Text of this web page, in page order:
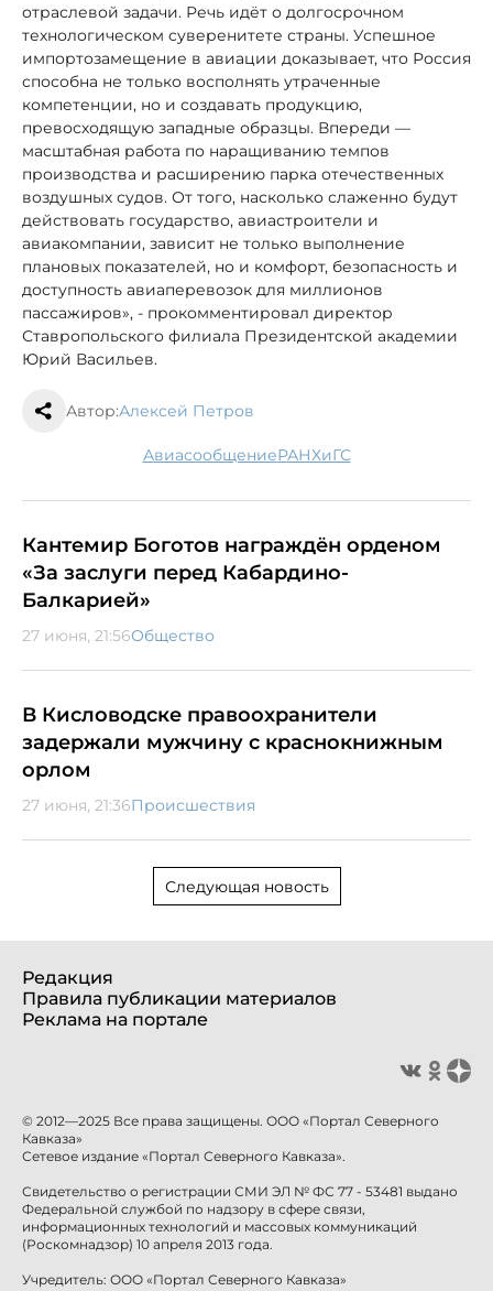
отраслевой задачи. Речь идёт о долгосрочном
технологическом суверенитете страны. Успешное
импортозамещение в авиации доказывает, что Россия
способна не только восполнять утраченные
компетенции, но и создавать продукцию,
превосходящую западные образцы. Впереди —
масштабная работа по наращиванию темпов
производства и расширению парка отечественных
воздушных судов. От того, насколько слаженно будут
действовать государство, авиастроители и
авиакомпании, зависит не только выполнение
плановых показателей, но и комфорт, безопасность и
доступность авиаперевозок для миллионов
пассажиров», - прокомментировал директор
Ставропольского филиала Президентской академии
Юрий Васильев.
Автор:Алексей Петров
авиасообщение РАНХиГС
Кантемир Боготов награждён орденом
«За заслуги перед Кабардино-
Балкарией»
27 июня, 21:56Общество
В Кисловодске правоохранители
задержали мужчину с краснокнижным
орлом
27 июня, 21:36Происшествия
Следующая новость
Редакция
Правила публикации материалов
Реклама на портале
© 2012—2025 Все права защищены. ООО «Портал Северного
Кавказа»
Сетевое издание «Портал Северного Кавказа».
Свидетельство о регистрации СМИ ЭЛ № ФС 77 - 53481 выдано
Федеральной службой по надзору в сфере связи,
информационных технологий и массовых коммуникаций
(Роскомнадзор) 10 апреля 2013 года.
Учредитель: ООО «Портал Северного Кавказа»